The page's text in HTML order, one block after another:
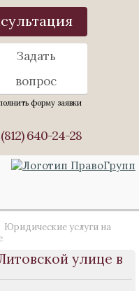
Задать
вопрос
форму заявки
640-24-28
Юридические услуги на
улице в